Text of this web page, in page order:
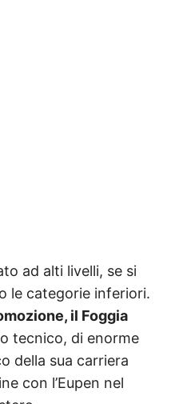
ad alti livelli, se si
le categorie inferiori.
il Foggia
tecnico, di enorme
della sua carriera
con l’Eupen nel